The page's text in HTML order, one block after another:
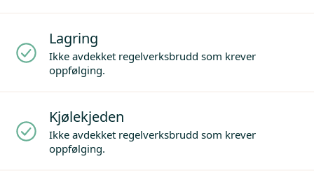
Lagring
Ikke avdekket regelverksbrudd som krever
oppfølging.
Kjølekjeden
Ikke avdekket regelverksbrudd som krever
oppfølging.